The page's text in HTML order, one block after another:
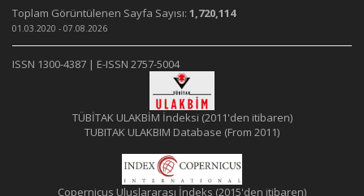
Toplam Görüntülenen Sayfa Sayısı: 1,720,114
01.03.2020 - 07.08.2026
ISSN 1300-4387 | E-ISSN 2757-5004
TÜBİTAK ULAKBİM İndeksi (2011'den itibaren)
TUBITAK ULAKBIM Database (From 2011)
Copernicus Uluslararası İndeks (2015'den itibaren)